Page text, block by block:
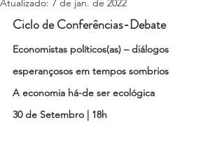
Atualizado: 7 de jan. de 2022
Ciclo de Conferências-Debate
Economistas políticos(as) – diálogos
esperançosos em tempos sombrios
A economia há-de ser ecológica
30 de Setembro | 18h